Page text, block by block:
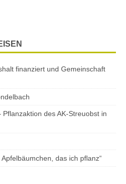
finanziert und Gemeinschaft
des AK-Streuobst in
das ich pflanz“